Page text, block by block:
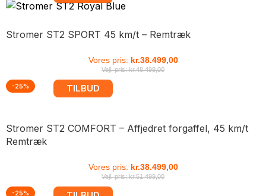
Stromer ST2 SPORT 45 km/t – Remtræk
Vejl. pris: kr.48.499,00
Vores pris: kr.38.499,00
-25% TILBUD
Stromer ST2 COMFORT – Affjedret forgaffel, 45 km/t
Remtræk
Vejl. pris: kr.51.499,00
Vores pris: kr.38.499,00
-25%